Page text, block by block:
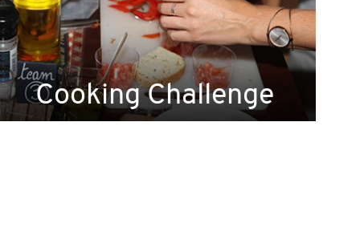
Cooking Challenge